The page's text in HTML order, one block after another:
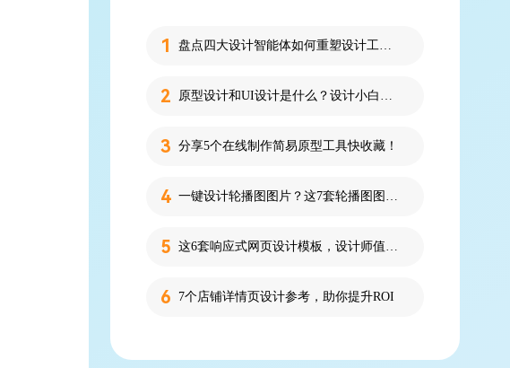
盘点四大设计智能体如何重塑设计工作流
原型设计和UI设计是什么？设计小白必看的科普！
分享5个在线制作简易原型工具快收藏！
一键设计轮播图图片？这7套轮播图图片资源快收藏！
这6套响应式网页设计模板，设计师值得收藏！
7个店铺详情页设计参考，助你提升ROI